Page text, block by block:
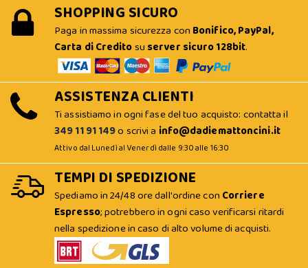
SHOPPING SICURO
Paga in massima sicurezza con Bonifico, PayPal,
Carta di Creditosu server sicuro 128bit.
ASSISTENZA CLIENTI
Ti assistiamo in ogni fase del tuo acquisto: contatta il
349 11 91 149o scrivi a info@dadiemattoncini.it
Attivo dal Lunedì al Venerdì dalle 9:30 alle 16:30
TEMPI DI SPEDIZIONE
Spediamo in 24/48 ore dall'ordine con Corriere
Espresso; potrebbero in ogni caso verificarsi ritardi
nella spedizione in caso di alto volume di acquisti.